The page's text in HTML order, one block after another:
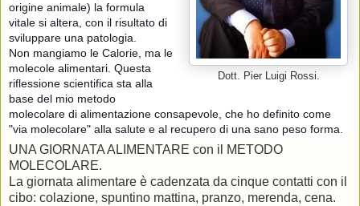
Dott. Pier Luigi Rossi.
origine animale) la formula
vitale si altera, con il risultato di
sviluppare una patologia.
Non mangiamo le Calorie, ma le
molecole alimentari. Questa
riflessione scientifica sta alla
base del mio metodo
molecolare di alimentazione consapevole, che ho definito come
"via molecolare" alla salute e al recupero di una sano peso forma.
UNA GIORNATA ALIMENTARE con il METODO
MOLECOLARE.
La giornata alimentare è cadenzata da cinque contatti con il
cibo: colazione, spuntino mattina, pranzo, merenda, cena.